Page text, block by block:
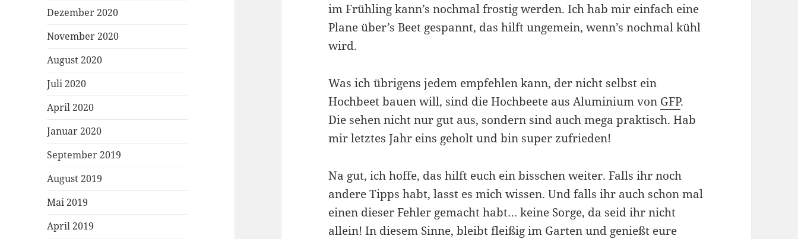
Dezember 2020
November 2020
August 2020
Juli 2020
April 2020
Januar 2020
September 2019
August 2019
Mai 2019
April 2019
im Frühling kann’s nochmal frostig werden. Ich hab mir einfach eine
Plane über’s Beet gespannt, das hilft ungemein, wenn’s nochmal kühl
wird.
Was ich übrigens jedem empfehlen kann, der nicht selbst ein
Hochbeet bauen will, sind die Hochbeete aus Aluminium von GFP.
Die sehen nicht nur gut aus, sondern sind auch mega praktisch. Hab
mir letztes Jahr eins geholt und bin super zufrieden!
Na gut, ich hoffe, das hilft euch ein bisschen weiter. Falls ihr noch
andere Tipps habt, lasst es mich wissen. Und falls ihr auch schon mal
einen dieser Fehler gemacht habt… keine Sorge, da seid ihr nicht
allein! In diesem Sinne, bleibt fleißig im Garten und genießt eure